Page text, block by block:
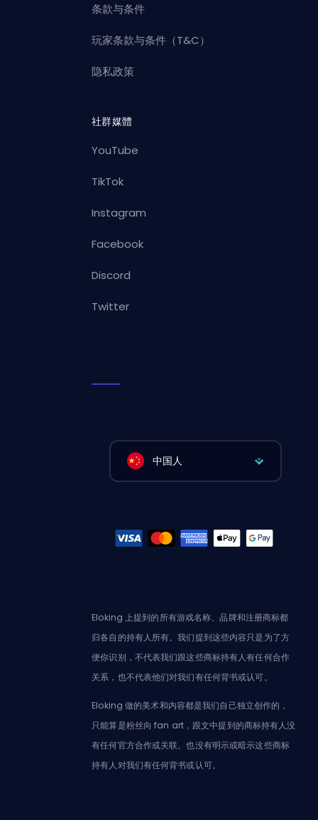
条款与条件
玩家条款与条件（T&C）
隐私政策
社群媒體
YouTube
TikTok
Instagram
Facebook
Discord
Twitter
中国人
Eloking 上提到的所有游戏名称、品牌和注册商标都
归各自的持有人所有。我们提到这些内容只是为了方
便你识别，不代表我们跟这些商标持有人有任何合作
关系，也不代表他们对我们有任何背书或认可。
Eloking 做的美术和内容都是我们自己独立创作的，
只能算是粉丝向 fan art，跟文中提到的商标持有人没
有任何官方合作或关联。也没有明示或暗示这些商标
持有人对我们有任何背书或认可。